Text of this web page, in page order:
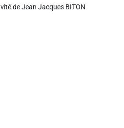
de Jean Jacques BITON